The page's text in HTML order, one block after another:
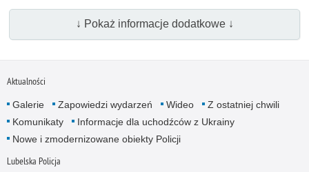
↓ Pokaż informacje dodatkowe ↓
Aktualności
Galerie Zapowiedzi wydarzeń Wideo
Z ostatniej chwili
Komunikaty
Informacje dla uchodźców z Ukrainy
Nowe i zmodernizowane obiekty Policji
Lubelska Policja